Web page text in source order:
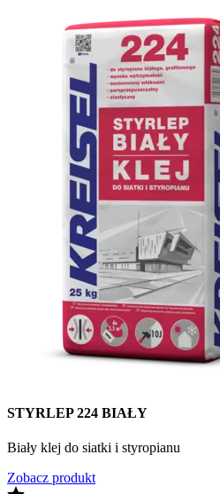
STYRLEP 224 BIAŁY
Biały klej do siatki i styropianu
Zobacz produkt